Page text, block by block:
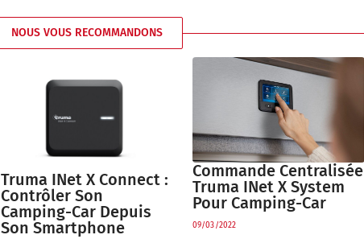
NOUS VOUS RECOMMANDONS
Truma INet X Connect :
Contrôler Son
Camping-Car Depuis
Son Smartphone
Commande Centralisée
Truma INet X System
Pour Camping-Car
09/03/2022